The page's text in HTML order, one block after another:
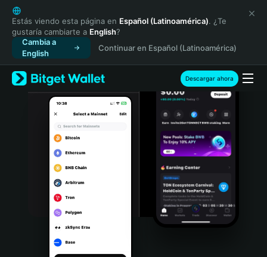
English
日本語
Tiếng Việt
Русский
Español (Latinoamérica)
Türkçe
Italiano
Português (Portugal)
Bahasa Indonesia
Português (Brasil)
Estás viendo esta página en Español (Latinoamérica). ¿Te
gustaría cambiarte a English?
Cambia a
English
Continuar en Español (Latinoamérica)
Descargar ahora